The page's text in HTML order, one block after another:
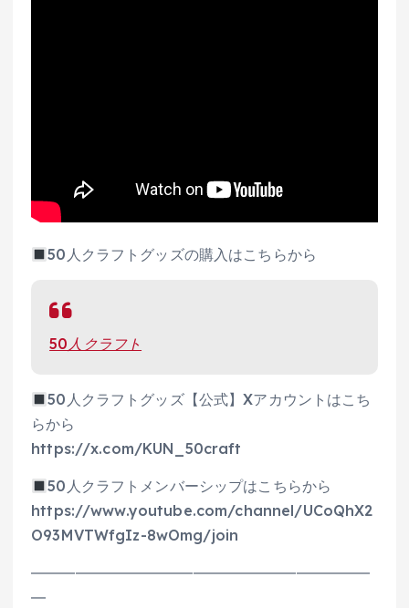
50人クラフトグッズの購入はこちらから
50人クラフト
50人クラフトグッズ【公式】Xアカウントはこち
らから
https://x.com/KUN_50craft
50人クラフトメンバーシップはこちらから
https://www.youtube.com/channel/UCoQhX2
O93MVTWfgIz-8wOmg/join
━━━━━━━━━━━━━━━━━━━━━━━
━